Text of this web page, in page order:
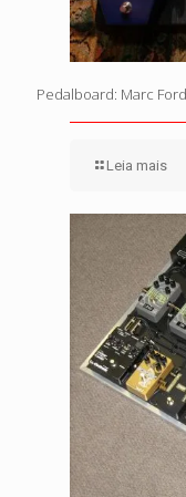
Pedalboard: Marc Ford
Leia mais